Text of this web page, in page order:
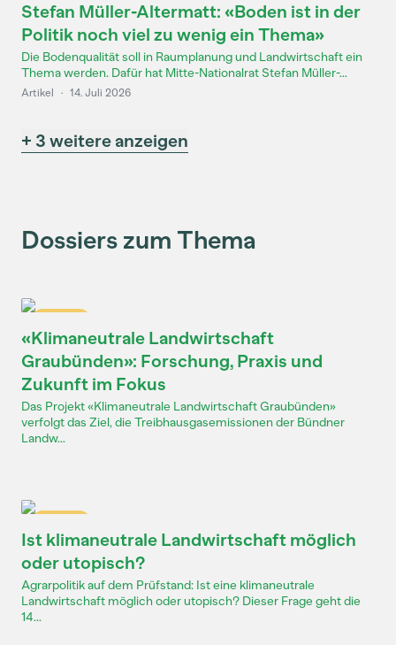
Stefan Müller-Altermatt: «Boden ist in der
Politik noch viel zu wenig ein Thema»
Die Bodenqualität soll in Raumplanung und Landwirtschaft ein
Thema werden. Dafür hat Mitte-Nationalrat Stefan Müller-...
Artikel · 14. Juli 2026
+ 3 weitere anzeigen
Dossiers zum Thema
«Klimaneutrale Landwirtschaft
Graubünden»: Forschung, Praxis und
Zukunft im Fokus
Das Projekt «Klimaneutrale Landwirtschaft Graubünden»
verfolgt das Ziel, die Treibhausgasemissionen der Bündner
Landw...
Ist klimaneutrale Landwirtschaft möglich
oder utopisch?
Agrarpolitik auf dem Prüfstand: Ist eine klimaneutrale
Landwirtschaft möglich oder utopisch? Dieser Frage geht die
14...